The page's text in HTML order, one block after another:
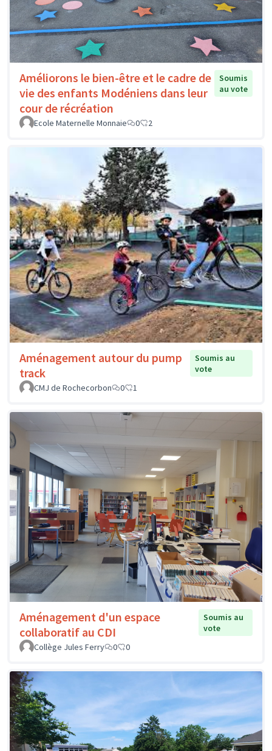
Améliorons le bien-être et le cadre de
vie des enfants Modéniens dans leur
cour de récréation
Soumis
au vote
Ecole Maternelle Monnaie 0 2
Aménagement autour du pump
track
Soumis au
vote
CMJ de Rochecorbon
0 1
Aménagement d'un espace
collaboratif au CDI
Soumis au
vote
Collège Jules Ferry
0 0